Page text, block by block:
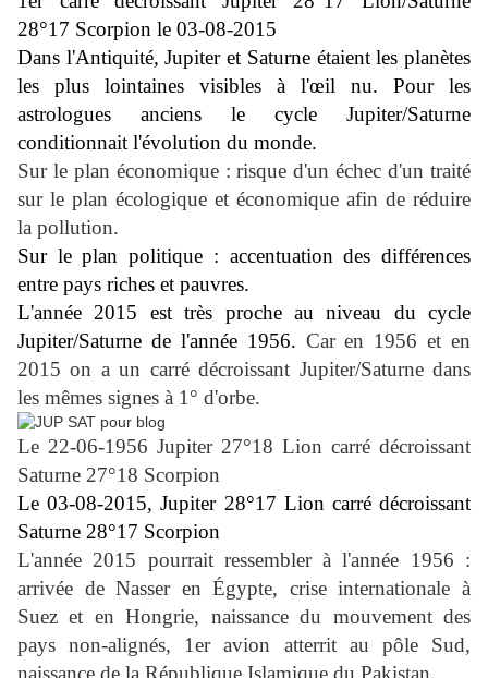
28°17 Scorpion le 03-08-2015
Dans l'Antiquité, Jupiter et Saturne étaient les planètes
les plus lointaines visibles à l'œil nu. Pour les
astrologues anciens le cycle Jupiter/Saturne
conditionnait l'évolution du monde.
Sur le plan économique : risque d'un échec d'un traité
sur le plan écologique et économique afin de réduire
la pollution.
Sur le plan politique : accentuation des différences
entre pays riches et pauvres.
L'année 2015 est très proche au niveau du cycle
Jupiter/Saturne de l'année 1956. Car en 1956 et en
2015 on a un carré décroissant Jupiter/Saturne dans
les mêmes signes à 1° d'orbe.
Le 22-06-1956 Jupiter 27°18 Lion carré décroissant
Saturne 27°18 Scorpion
Le 03-08-2015, Jupiter 28°17 Lion carré décroissant
Saturne 28°17 Scorpion
L'année 2015 pourrait ressembler à l'année 1956 :
arrivée de Nasser en Égypte, crise internationale à
Suez et en Hongrie, naissance du mouvement des
pays non-alignés, 1er avion atterrit au pôle Sud,
naissance de la République Islamique du Pakistan.